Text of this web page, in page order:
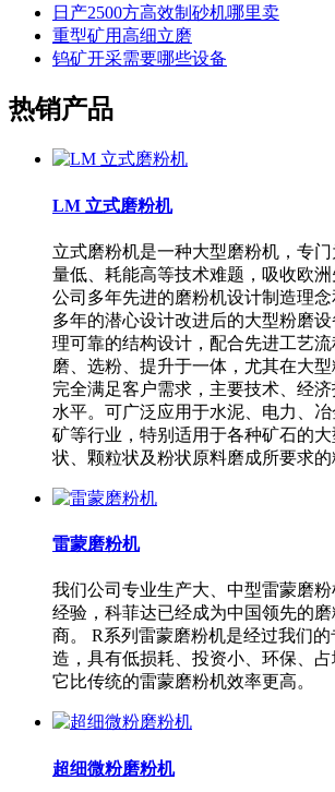
日产2500方高效制砂机哪里卖
重型矿用高细立磨
钨矿开采需要哪些设备
热销产品
LM 立式磨粉机
立式磨粉机是一种大型磨粉机，专
量低、耗能高等技术难题，吸收欧
公司多年先进的磨粉机设计制造理
多年的潜心设计改进后的大型粉磨
理可靠的结构设计，配合先进工艺
磨、选粉、提升于一体，尤其在大
完全满足客户需求，主要技术、经
水平。可广泛应用于水泥、电力、
矿等行业，特别适用于各种矿石的
状、颗粒状及粉状原料磨成所要求的
雷蒙磨粉机
我们公司专业生产大、中型雷蒙磨
经验，科菲达已经成为中国领先的
商。 R系列雷蒙磨粉机是经过我们
造，具有低损耗、投资小、环保、占
它比传统的雷蒙磨粉机效率更高。
超细微粉磨粉机